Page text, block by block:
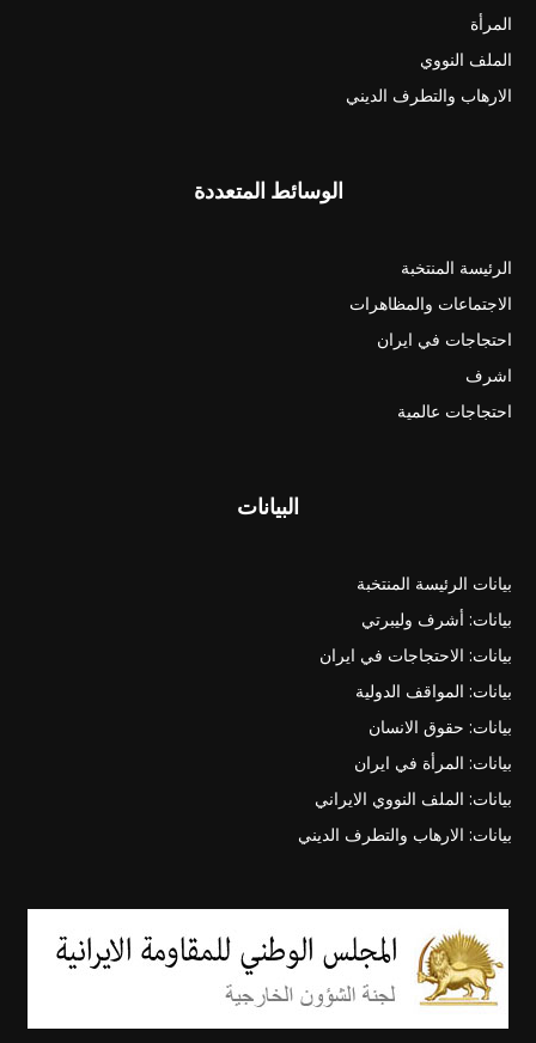
المرأة
الملف النووي
الارهاب والتطرف الديني
الوسائط المتعددة
الرئيسة المنتخبة
الاجتماعات والمظاهرات
احتجاجات في ايران
اشرف
احتجاجات عالمية
البيانات
بيانات الرئيسة المنتخبة
بيانات: أشرف وليبرتي
بيانات: الاحتجاجات في ايران
بيانات: المواقف الدولية
بيانات: حقوق الانسان
بيانات: المرأة في ايران
بيانات: الملف النووي الايراني
بيانات: الارهاب والتطرف الديني